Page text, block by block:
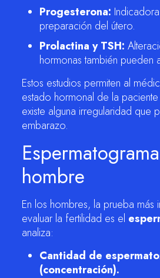
Progesterona:
preparación del útero.
Prolactina y TSH:
hormonas también pueden
Estos estudios permiten al
estado hormonal de la
existe alguna irregularidad que
embarazo.
hombre
En los hombres, la prueba más
evaluar la fertilidad es el
analiza:
Cantidad de
(concentración).